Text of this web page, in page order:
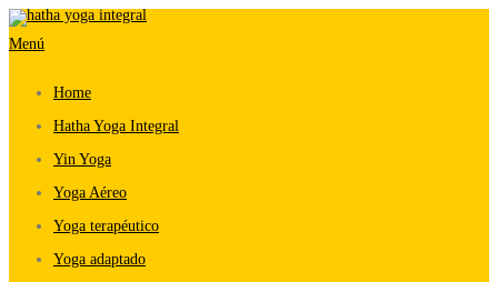
Saltar
al
Menú
Home
Hatha Yoga Integral
Yin Yoga
Yoga Aéreo
Yoga terapéutico
Yoga adaptado